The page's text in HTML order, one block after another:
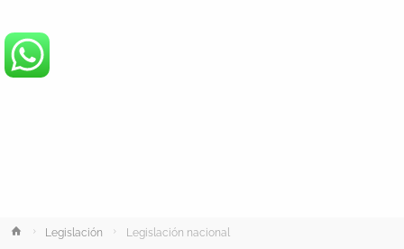
InicioLegislación Legislación nacional